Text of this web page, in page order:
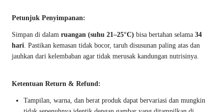
Petunjuk Penyimpanan:
Simpan di dalam ruangan (suhu 21–25°C) bisa bertahan selama 34
hari. Pastikan kemasan tidak bocor, taruh disusunan paling atas dan
jauhkan dari kelembaban agar tidak merusak kandungan nutrisinya.
Ketentuan Return & Refund:
Tampilan, warna, dan berat produk dapat bervariasi dan mungkin